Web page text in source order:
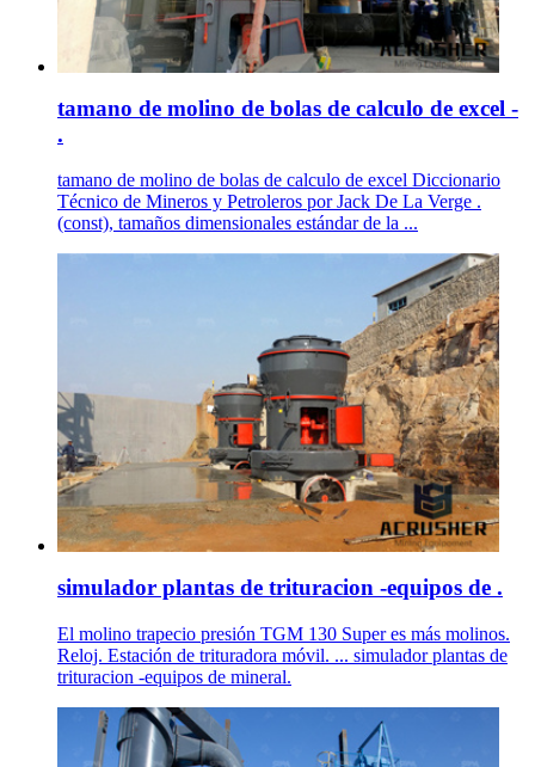
tamano de molino de bolas de calculo de excel -
.
tamano de molino de bolas de calculo de excel Diccionario
Técnico de Mineros y Petroleros por Jack De La Verge .
(const), tamaños dimensionales estándar de la ...
simulador plantas de trituracion -equipos de .
El molino trapecio presión TGM 130 Super es más molinos.
Reloj. Estación de trituradora móvil. ... simulador plantas de
trituracion -equipos de mineral.